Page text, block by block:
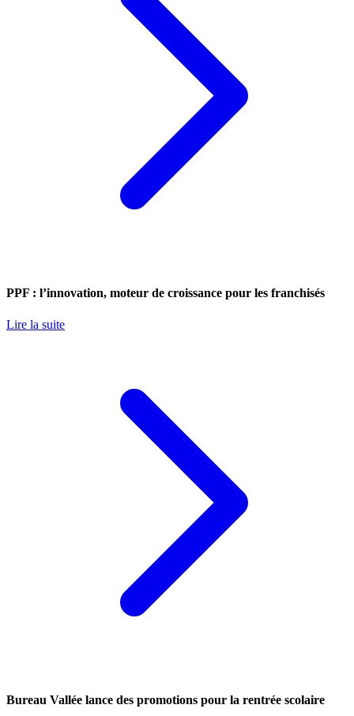
PPF : l’innovation, moteur de croissance pour les franchisés
Lire la suite
Bureau Vallée lance des promotions pour la rentrée scolaire